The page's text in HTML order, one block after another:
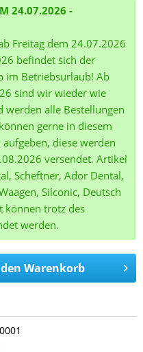
24.07.2026 -
Freitag dem 24.07.2026
befindet sich der
im Betriebsurlaub! Ab
sind wir wieder wie
werden alle Bestellungen
gerne in diesem
diese werden
versendet. Artikel
Scheftner, Ador Dental,
Silconic, Deutsch
können trotz des
werden.
Warenkorb